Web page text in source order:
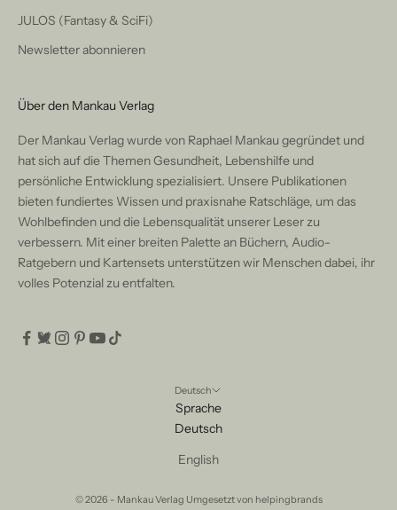
JULOS (Fantasy & SciFi)
Newsletter abonnieren
Über den Mankau Verlag
Der Mankau Verlag wurde von Raphael Mankau gegründet und
hat sich auf die Themen Gesundheit, Lebenshilfe und
persönliche Entwicklung spezialisiert. Unsere Publikationen
bieten fundiertes Wissen und praxisnahe Ratschläge, um das
Wohlbefinden und die Lebensqualität unserer Leser zu
verbessern. Mit einer breiten Palette an Büchern, Audio-
Ratgebern und Kartensets unterstützen wir Menschen dabei, ihr
volles Potenzial zu entfalten.
Deutsch
Sprache
Deutsch
English
© 2026 - Mankau Verlag Umgesetzt von helpingbrands